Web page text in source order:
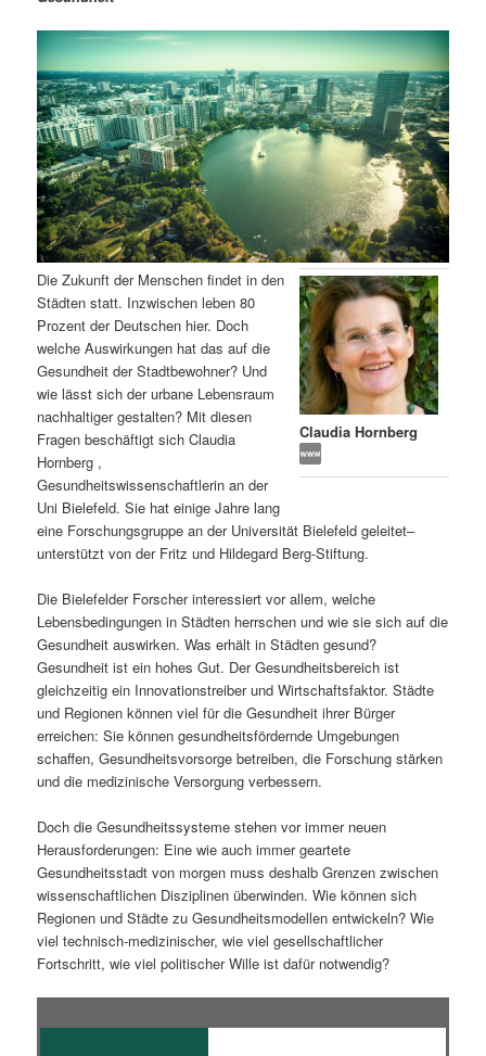
ä
r
e
n
I
n
h
a
l
t
s
p
r
i
n
g
e
n
d
ä
r
e
n
I
n
h
a
l
t
s
p
r
i
n
n
n
a
v
i
g
a
t
i
o
n
Claudia Hornberg
Die Zukunft der Menschen findet in den
Städten statt. Inzwischen leben 80
Prozent der Deutschen hier. Doch
welche Auswirkungen hat das auf die
Gesundheit der Stadtbewohner? Und
wie lässt sich der urbane Lebensraum
nachhaltiger gestalten? Mit diesen
Fragen beschäftigt sich Claudia
Hornberg ,
Gesundheitswissenschaftlerin an der
Uni Bielefeld. Sie hat einige Jahre lang
eine Forschungsgruppe an der Universität Bielefeld geleitet–
unterstützt von der Fritz und Hildegard Berg-Stiftung.
Die Bielefelder Forscher interessiert vor allem, welche
Lebensbedingungen in Städten herrschen und wie sie sich auf die
Gesundheit auswirken. Was erhält in Städten gesund?
Gesundheit ist ein hohes Gut. Der Gesundheitsbereich ist
gleichzeitig ein Innovationstreiber und Wirtschaftsfaktor. Städte
und Regionen können viel für die Gesundheit ihrer Bürger
erreichen: Sie können gesundheitsfördernde Umgebungen
schaffen, Gesundheitsvorsorge betreiben, die Forschung stärken
und die medizinische Versorgung verbessern.
Doch die Gesundheitssysteme stehen vor immer neuen
Herausforderungen: Eine wie auch immer geartete
Gesundheitsstadt von morgen muss deshalb Grenzen zwischen
wissenschaftlichen Disziplinen überwinden. Wie können sich
Regionen und Städte zu Gesundheitsmodellen entwickeln? Wie
viel technisch-medizinischer, wie viel gesellschaftlicher
Fortschritt, wie viel politischer Wille ist dafür notwendig?